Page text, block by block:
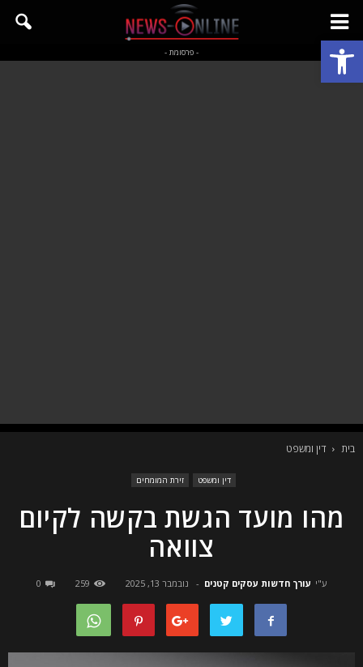
פתח סרגל נגישות - פרסומת -
בית דין ומשפט
דין ומשפט זירת המומחים
מהו מועד הגשת בקשה לקיום
צוואה
ע"י עורך חדשות עסקים קטנים - נובמבר 13, 2025 259
0